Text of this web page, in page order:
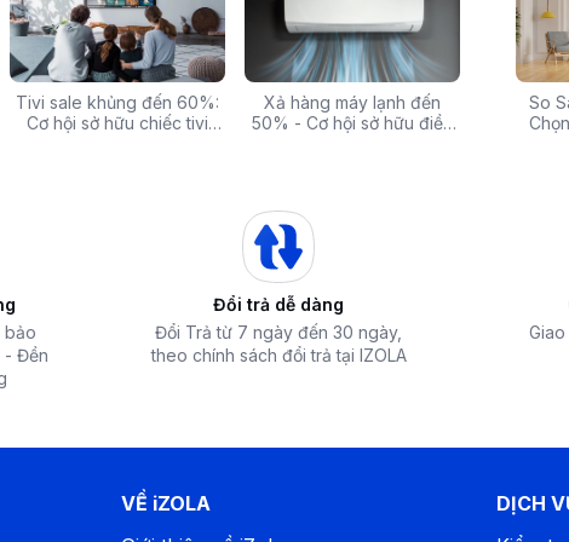
với công suất 12.200 BTU phù hợp với các không gian có diện tích
Tivi sale khủng đến 60%:
Cơ hội sở hữu chiếc tivi
Xả hàng máy lạnh đến
50% - Cơ hội sở hữu điều
Săn
Điện
Top 5 tivi 32 inch giá rẻ,
chất lượng và đáng mua
Top 10 máy lọc nước nóng
lạnh tốt nhất đáng mua
So
bảo
- Đền
Đổi trả dễ dàng
Đổi Trả từ 7 ngày đến 30 ngày,
theo chính sách đổi trả tại IZOLA
VỀ iZOLA
DỊCH